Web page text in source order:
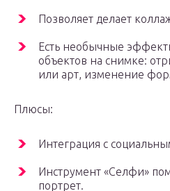
Позволяет делает
Есть необычные
объектов на снимке:
или арт, изменение
Плюсы:
Интеграция с
Инструмент «Селфи»
портрет.